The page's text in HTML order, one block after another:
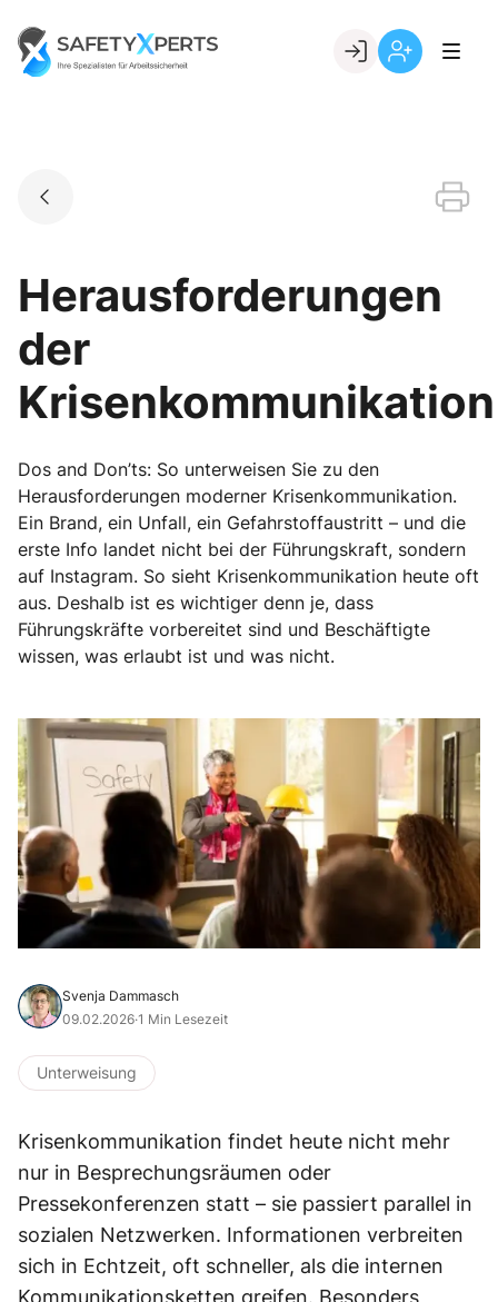
content
Go to landing page.
Herausforderungen
der
Krisenkommunikation
Dos and Don’ts: So unterweisen Sie zu den
Herausforderungen moderner Krisenkommunikation.
Ein Brand, ein Unfall, ein Gefahrstoffaustritt – und die
erste Info landet nicht bei der Führungskraft, sondern
auf Instagram. So sieht Krisenkommunikation heute oft
aus. Deshalb ist es wichtiger denn je, dass
Führungskräfte vorbereitet sind und Beschäftigte
wissen, was erlaubt ist und was nicht.
Svenja Dammasch
09.02.2026·1 Min Lesezeit
Unterweisung
Krisenkommunikation findet heute nicht mehr
nur in Besprechungsräumen oder
Pressekonferenzen statt – sie passiert parallel in
sozialen Netzwerken. Informationen verbreiten
sich in Echtzeit, oft schneller, als die internen
Kommunikationsketten greifen. Besonders